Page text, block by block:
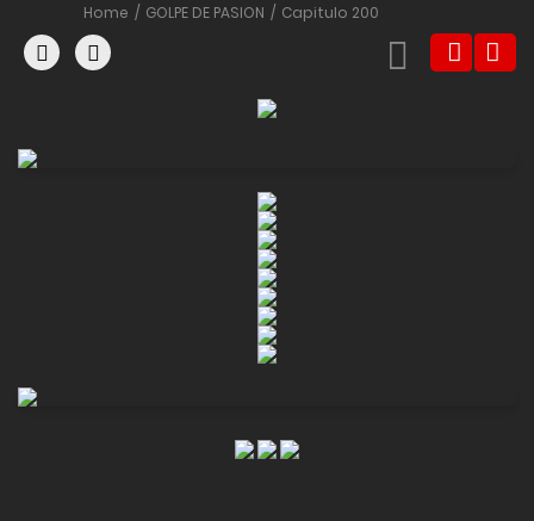
Home GOLPE DE PASION Capitulo 200